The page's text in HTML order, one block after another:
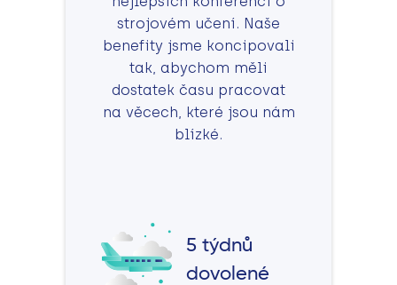
strojovém učení. Naše
benefity jsme koncipovali
tak, abychom měli
dostatek času pracovat
na věcech, které jsou nám
blízké.
5 týdnů
dovolené